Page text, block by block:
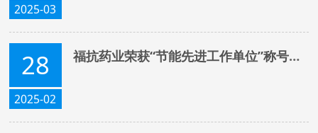
2025-03
28
2025-02
福抗药业荣获“节能先进工作单位”称号，绿色发展再谱新篇